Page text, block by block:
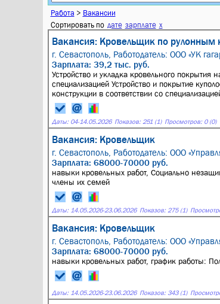
Работа > Вакансии
Сортировать по дате зарплате x
Вакансия: Кровельщик по
г. Севастополь, Работодатель: ООО «УК
Зарплата: 39,2 тыс. руб.
Устройство и укладка кровельного покрытия
специализацией Устройство и покрытие
конструкции в соответствии со
Даты: 04-14.05.2026 Показов: 251 (1) Просмотров: 0 (0)
Вакансия: Кровельщик
г. Севастополь, Работодатель: ООО
Зарплата: 68000-70000 руб.
навыки кровельных работ, Социально
члены их семей
Даты: 14.05.2026-23.06.2026 Показов: 275 (1)
Вакансия: Кровельщик
г. Севастополь, Работодатель: ООО
Зарплата: 68000-70000 руб.
навыки кровельных работ, график работы:
Даты: 14.05.2026-23.06.2026 Показов: 343 (1)